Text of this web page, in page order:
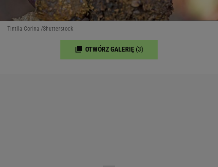
Tintila Corina /Shutterstock
OTWÓRZ GALERIĘ (3)